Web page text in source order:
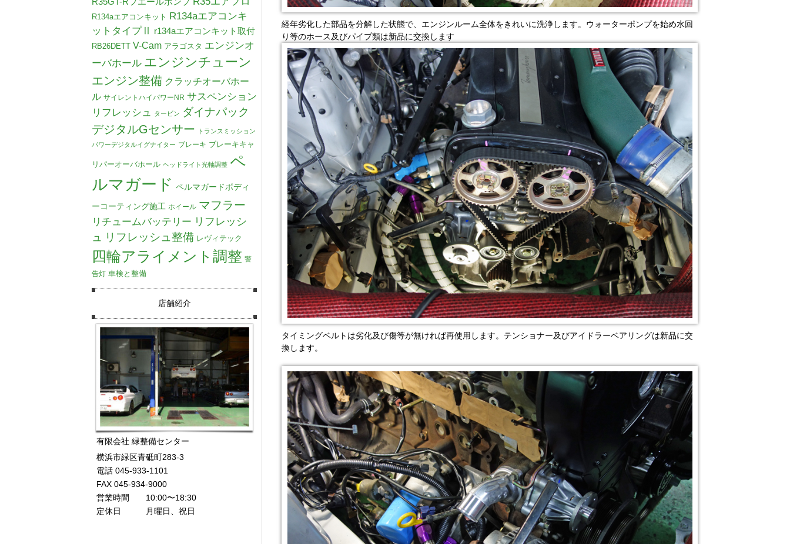
経年劣化した部品を分解した状態で、エンジンルーム全体をきれいに洗浄します。ウォーターポンプを始め水回
り等のホース及びパイプ類は新品に交換します
タイミングベルトは劣化及び傷等が無ければ再使用します。テンショナー及びアイドラーベアリングは新品に交
換します。
R134aエアコンキット R134aエアコンキ
ットタイプⅡ
r134aエアコンキット取付
RB26DETT V-Cam アラゴスタ エンジンオ
ーバホール エンジンチューン
エンジン整備 クラッチオーバホー
ル サイレントハイパワーNR サスペンション
リフレッシュ
タービン ダイナパック
デジタルGセンサー
トランスミッション
パワーデジタルイグナイター ブレーキ ブレーキキャ
リパーオーバホール ヘッドライト光軸調整 ペ
ルマガード ペルマガードボディ
ーコーティング施工 ホイール マフラー
リチュームバッテリー リフレッシ
ュ
リフレッシュ整備 レヴィテック
四輪アライメント調整 警
告灯 車検と整備
店舗紹介
有限会社 緑整備センター
横浜市緑区青砥町283-3
電話 045-933-1101
FAX 045-934-9000
営業時間 10:00〜18:30
定休日 月曜日、祝日